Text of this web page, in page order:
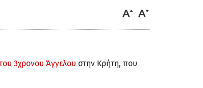
3χρονου Άγγελου στην Κρήτη, που